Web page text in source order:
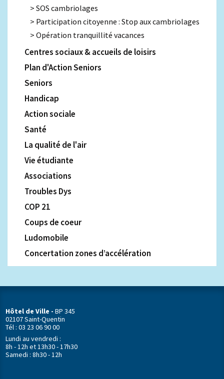
SOS cambriolages
Participation citoyenne : Stop aux cambriolages
Opération tranquillité vacances
Centres sociaux & accueils de loisirs
Plan d'Action Seniors
Seniors
Handicap
Action sociale
Santé
La qualité de l'air
Vie étudiante
Associations
Troubles Dys
COP 21
Coups de coeur
Ludomobile
Concertation zones d’accélération
Hôtel de Ville - BP 345
02107 Saint-Quentin
Tél : 03 23 06 90 00
Lundi au vendredi :
8h - 12h et 13h30 - 17h30
Samedi : 8h30 - 12h